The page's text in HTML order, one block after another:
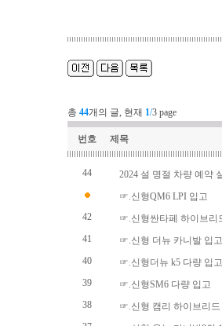
총 44개의 글, 현재 1/3 page
번호 제목
44
2024 설 명절 차량 예약
☞.신형QM6 LPI 입고
42
☞.신형싼타페 하이브리
41
☞.신형 더뉴 카니발 입고
40
☞.신형더뉴 k5 다량 입고
39
☞.신형SM6 다량 입고
38
☞.신형 캠리 하이브리드